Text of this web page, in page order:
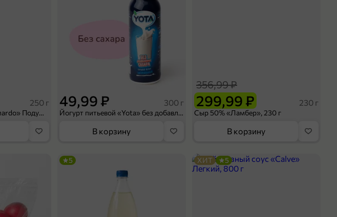
250 г
Готовый завтрак «Leonardo» Подушечки с шоколадно-ореховой начинкой, 250 г
49,99 ₽ 300 г
Йогурт питьевой «Yota» без добавления сахара, 300 г
В корзину
299,99 ₽
356,99 ₽
230 г
Сыр 50% «Ламбер», 230 г
В корзину
5 ХИТ 5